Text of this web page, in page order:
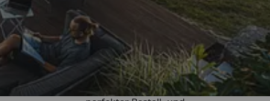
Trusted Shops
4,76/ 5
„Qualitativ sehr gute Ware und ein